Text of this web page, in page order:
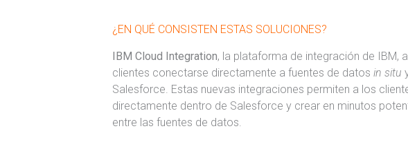
¿EN QUÉ CONSISTEN ESTAS SOLUCIONES?
IBM Cloud Integration, la plataforma de integración de IBM,
clientes conectarse directamente a fuentes de datos in situ
Salesforce. Estas nuevas integraciones permiten a los
directamente dentro de Salesforce y crear en minutos
entre las fuentes de datos.